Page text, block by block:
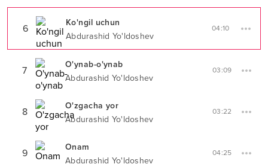
6
Ko'ngil uchun
Abdurashid Yo'ldoshev
04:10
7
O'ynab-o'ynab
Abdurashid Yo'ldoshev
03:09
8
O'zgacha yor
Abdurashid Yo'ldoshev
03:22
9
Onam
Abdurashid Yo'ldoshev
04:25